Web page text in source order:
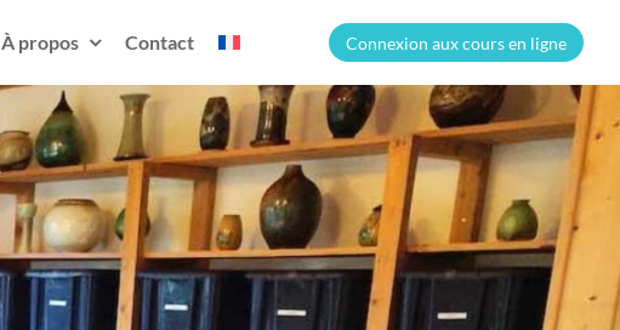
À propos Contact Connexion aux cours en ligne